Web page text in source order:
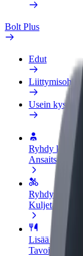
Bolt Plus
Edut
Liittymisohjeet
Usein kysytyt
Ryhdy
Ansaitse
Ryhdy
Kuljeta
Lisää
Tavoita lisää